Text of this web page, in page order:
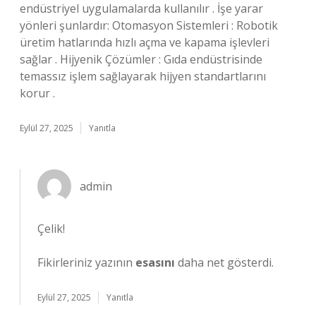
endüstriyel uygulamalarda kullanılır . İşe yarar
yönleri şunlardır: Otomasyon Sistemleri : Robotik
üretim hatlarında hızlı açma ve kapama işlevleri
sağlar . Hijyenik Çözümler : Gıda endüstrisinde
temassız işlem sağlayarak hijyen standartlarını
korur .
Eylül 27, 2025 Yanıtla
admin
Çelik!
Fikirleriniz yazının esasını daha net gösterdi.
Eylül 27, 2025 Yanıtla